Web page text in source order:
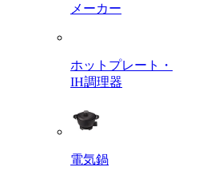
メーカー
ホットプレート・
IH調理器
電気鍋